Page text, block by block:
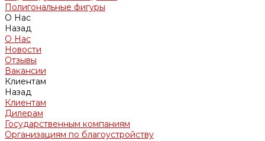
Полигональные фигуры
О Нас
Назад
О Нас
Новости
Отзывы
Вакансии
Клиентам
Назад
Клиентам
Дилерам
Государственным компаниям
Организациям по благоустройству